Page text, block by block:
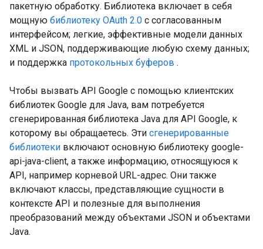
пакетную обработку. Библиотека включает в себя
мощную библиотеку OAuth 2.0 с согласованным
интерфейсом; легкие, эффективные модели данных
XML и JSON, поддерживающие любую схему данных;
и поддержка протокольных буферов .
Чтобы вызвать API Google с помощью клиентских
библиотек Google для Java, вам потребуется
сгенерированная библиотека Java для API Google, к
которому вы обращаетесь. Эти сгенерированные
библиотеки включают основную библиотеку google-
api-java-client, а также информацию, относящуюся к
API, например корневой URL-адрес. Они также
включают классы, представляющие сущности в
контексте API и полезные для выполнения
преобразований между объектами JSON и объектами
Java.